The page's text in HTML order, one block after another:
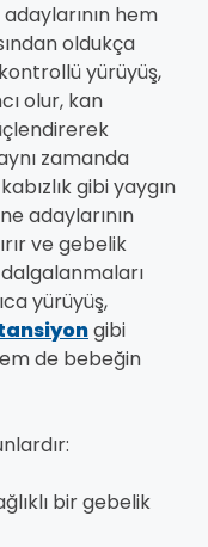
hem
oldukça
yürüyüş,
olur, kan
zamanda
gibi yaygın
adaylarının
ve gebelik
yürüyüş,
gibi
de bebeğin
bir gebelik